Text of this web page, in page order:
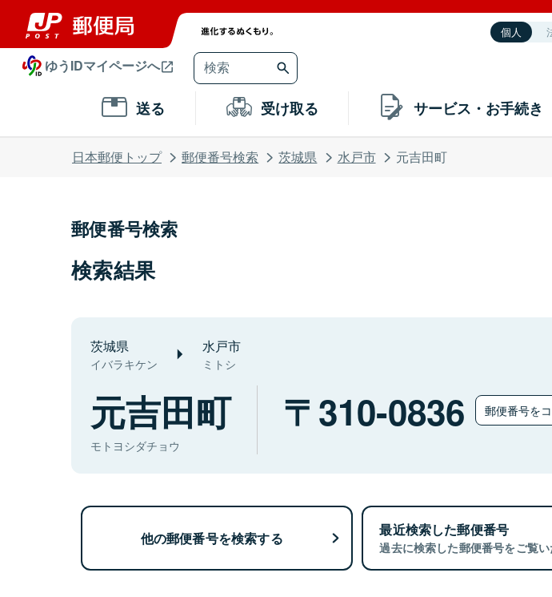
個人
ゆうIDマイページへ
送る 受け取る サービス・お手続き
日本郵便トップ 郵便番号検索 茨城県 水戸市 元吉田町
郵便番号検索
検索結果
茨城県
イバラキケン
水戸市
ミトシ
元吉田町
モトヨシダチョウ
310-0836 郵便番号を
他の郵便番号を検索する 最近検索した郵便番号
過去に検索した郵便番号をご覧い